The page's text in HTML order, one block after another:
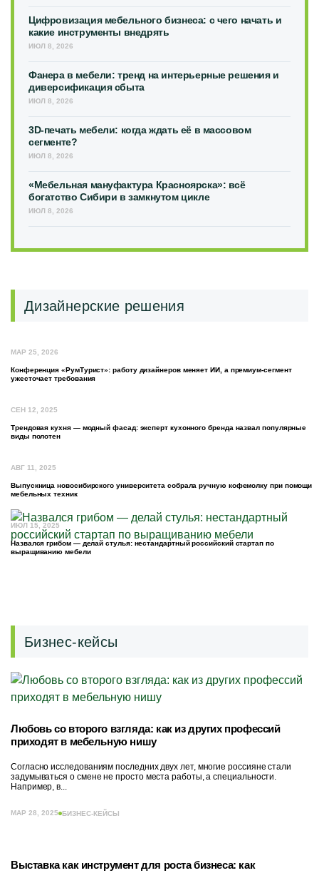
Цифровизация мебельного бизнеса: с чего начать и
какие инструменты внедрять
ИЮЛ 8, 2026
Фанера в мебели: тренд на интерьерные решения и
диверсификация сбыта
ИЮЛ 8, 2026
3D-печать мебели: когда ждать её в массовом
сегменте?
ИЮЛ 8, 2026
«Мебельная мануфактура Красноярска»: всё
богатство Сибири в замкнутом цикле
ИЮЛ 8, 2026
Дизайнерские решения
МАР 25, 2026
Конференция «РумТурист»: работу дизайнеров меняет ИИ, а премиум-сегмент
ужесточает требования
СЕН 12, 2025
Трендовая кухня — модный фасад: эксперт кухонного бренда назвал популярные
виды полотен
АВГ 11, 2025
Выпускница новосибирского университета собрала ручную кофемолку при помощи
мебельных техник
ИЮЛ 15, 2025
Назвался грибом — делай стулья: нестандартный российский стартап по
выращиванию мебели
Бизнес-кейсы
Любовь со второго взгляда: как из других профессий
приходят в мебельную нишу
Согласно исследованиям последних двух лет, многие россияне стали
задумываться о смене не просто места работы, а специальности.
Например, в...
МАР 28, 2025 БИЗНЕС-КЕЙСЫ
Выставка как инструмент для роста бизнеса: как